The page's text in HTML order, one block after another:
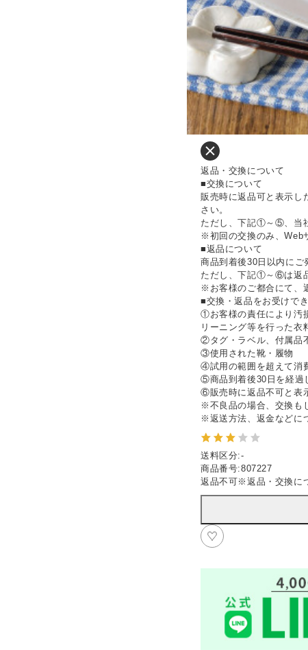
送料区分:-
商品番号:807227
返品不可※返品・交換に
返品・交換について
■交換について
販売時に返品可と表示し
さい。
ただし、下記①～⑤、当
※初回の交換のみ、Web
■返品について
商品到着後30日以内にご
ただし、下記①～⑥は返
※お客様のご都合にて、
■交換・返品をお受けで
①お客様の責任により汚
リーニング等を行った衣
②タグ・ラベル、付属品
③使用された靴・履物
④試用の範囲を超えて消
⑤商品到着後30日を経過
⑥販売時に返品不可と表
※不良品の場合、交換も
※返送方法、返金などに